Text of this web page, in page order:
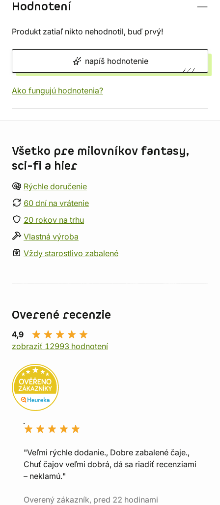
Hodnotení
Produkt zatiaľ nikto nehodnotil, buď prvý!
napíš hodnotenie
Ako fungujú hodnotenia?
Všetko pre milovníkov fantasy,
sci-fi a hier
Rýchle doručenie
60 dní na vrátenie
20 rokov na trhu
Vlastná výroba
Vždy starostlivo zabalené
Overené recenzie
4,9
zobraziť 12993 hodnotení
"Veľmi rýchle dodanie., Dobre zabalené čaje.,
Chuť čajov veľmi dobrá, dá sa riadiť recenziami
– neklamú."
Overený zákazník, pred 22 hodinami